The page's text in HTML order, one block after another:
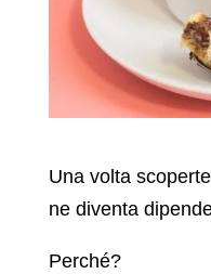
Una volta
ne diventa
Perché?